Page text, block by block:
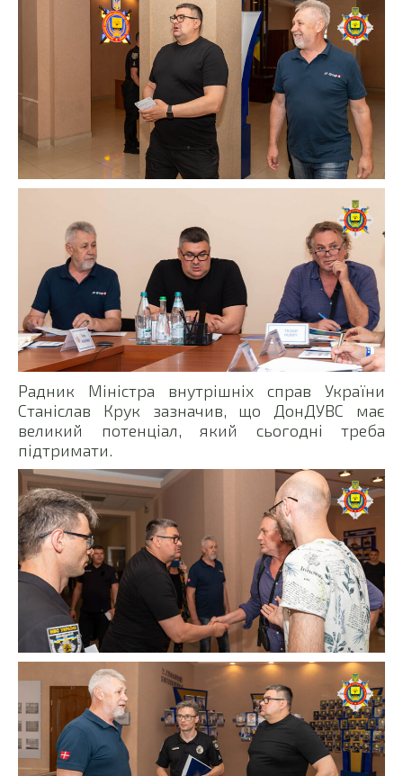
Радник Міністра внутрішніх справ України
Станіслав Крук зазначив, що ДонДУВС має
великий потенціал, який сьогодні треба
підтримати.